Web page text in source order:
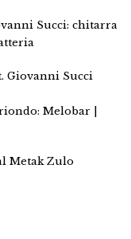
Succi: chitarra
Giovanni Succi
Melobar |
Metak Zulo